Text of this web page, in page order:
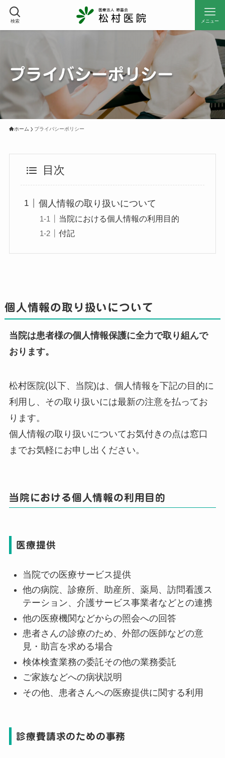
検索 メニュー
プライバシーポリシー
ホーム プライバシーポリシー
目次
個人情報の取り扱いについて
当院における個人情報の利用目的
付記
個人情報の取り扱いについて
当院は患者様の個人情報保護に全力で取り組んで
おります。
松村医院(以下、当院)は、個人情報を下記の目的に
利用し、その取り扱いには最新の注意を払ってお
ります。
個人情報の取り扱いについてお気付きの点は窓口
までお気軽にお申し出ください。
当院における個人情報の利用目的
医療提供
当院での医療サービス提供
他の病院、診療所、助産所、薬局、訪問看護ス
テーション、介護サービス事業者などとの連携
他の医療機関などからの照会への回答
患者さんの診療のため、外部の医師などの意
見・助言を求める場合
検体検査業務の委託その他の業務委託
ご家族などへの病状説明
その他、患者さんへの医療提供に関する利用
診療費請求のための事務